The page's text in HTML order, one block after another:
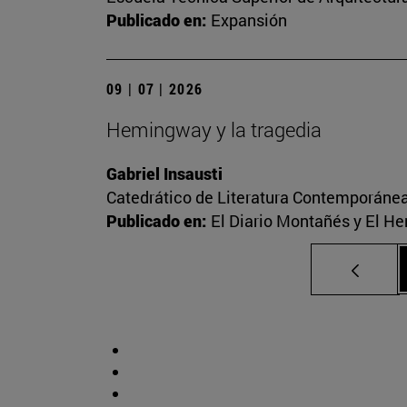
Publicado en: Expansión
09 | 07 | 2026
Hemingway y la tragedia
Gabriel Insausti
Catedrático de Literatura
Publicado en: El Diario Montañés y El